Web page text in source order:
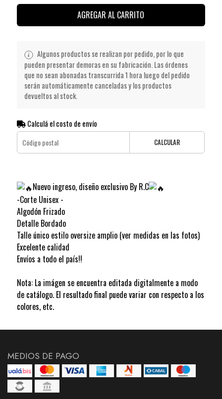
AGREGAR AL CARRITO
Algunos productos se realizan por pedido, por lo que
pueden presentar demoras en su fabricación. Las órdenes
que no sean abonadas transcurrida 1 hora luego del pedido
serán automáticamente canceladas y los productos
devueltos al stock.
Calculá el costo de envío
CALCULAR
Nuevo ingreso, diseño exclusivo By R.C
-Corte Unisex -
Algodón Frizado
Detalle Bordado
Talle único estilo oversize amplio (ver medidas en las fotos)
Excelente calidad
Envíos a todo el país!!
Nota: La imágen se encuentra editada digitalmente a modo
de catálogo. El resultado final puede variar con respecto a los
colores, etc.
MEDIOS DE PAGO